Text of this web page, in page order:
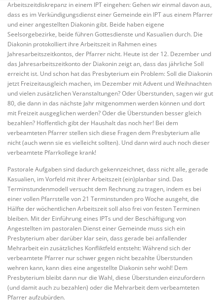
Arbeitszeitdiskrepanz in einem IPT eingehen: Gehen wir einmal davon aus,
dass es im Verkündigungsdienst einer Gemeinde ein IPT aus einem Pfarrer
und einer angestellten Diakonin gibt. Beide haben eigene
Seelsorgebezirke, beide führen Gottesdienste und Kasualien durch. Die
Diakonin protokolliert ihre Arbeitszeit in Rahmen eines
Jahresarbeitszeitkontos, der Pfarrer nicht. Heute ist der 12. Dezember und
das Jahresarbeitszeitkonto der Diakonin zeigt an, dass das jährliche Soll
erreicht ist. Und schon hat das Presbyterium ein Problem: Soll die Diakonin
jetzt Freizeitausgleich machen, im Dezember mit Advent und Weihnachten
und vielen zusätzlichen Veranstaltungen? Oder Überstunden, sagen wir gut
80, die dann in das nächste Jahr mitgenommen werden können und dort
mit Freizeit ausgeglichen werden? Oder die Überstunden besser gleich
bezahlen? Hoffentlich gibt der Haushalt das noch her! Bei dem
verbeamteten Pfarrer stellen sich diese Fragen dem Presbyterium alle
nicht (auch wenn sie es vielleicht sollten). Und dann wird auch noch dieser
verbeamtete Pfarrkollege krank!
Pastorale Aufgaben sind dadurch gekennzeichnet, dass nicht alle, gerade
Kasualien, im Vorfeld mit ihrer Arbeitszeit (ein)planbar sind. Das
Terminstundenmodell versucht dem Rechnung zu tragen, indem es bei
einer vollen Pfarrstelle von 21 Terminstunden pro Woche ausgeht, die
Hälfte der wöchentlichen Arbeitszeit soll also frei von festen Terminen
bleiben. Mit der Einführung eines IPTs und der Beschäftigung von
Angestellten im pastoralen Dienst einer Gemeinde muss sich ein
Presbyterium aber darüber klar sein, dass gerade bei anfallender
Mehrarbeit ein zusätzliches Konfliktfeld entsteht: Während sich der
verbeamtete Pfarrer nur schwer gegen nicht bezahlte Überstunden
wehren kann, kann dies eine angestellte Diakonin sehr wohl! Dem
Presbyterium bleibt dann nur die Wahl, diese Überstunden einzufordern
(und damit auch zu bezahlen) oder die Mehrarbeit dem verbeamteten
Pfarrer aufzubürden.